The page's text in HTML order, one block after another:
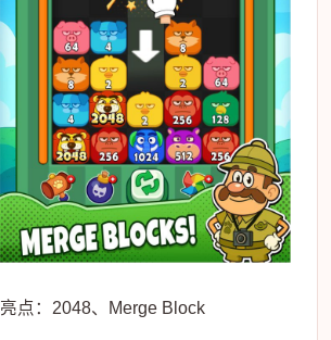
亮点：2048、Merge Block